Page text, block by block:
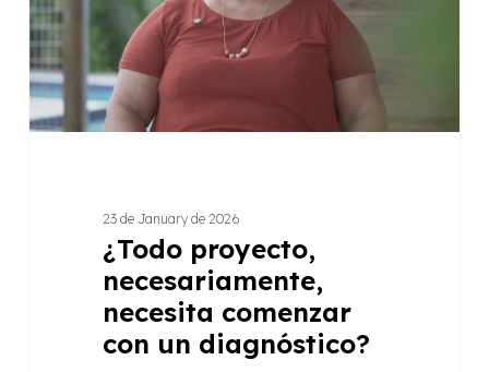
con
un
diagnóstico?
23 de January de 2026
¿Todo proyecto,
necesariamente,
necesita comenzar
con un diagnóstico?